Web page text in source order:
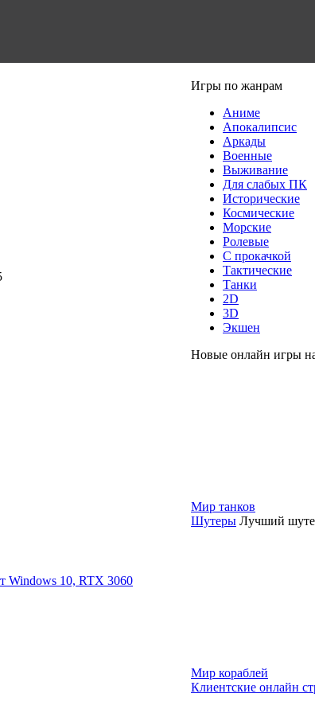
Игры по жанрам
Аниме
Апокалипсис
Аркады
Военные
Выживание
Для слабых ПК
Исторические
Космические
Морские
Ролевые
С прокачкой
Тактические
Танки
2D
3D
Экшен
Новые онлайн игры
Мир танков
Шутеры Лучший
Мир кораблей
Клиентские онлайн
Windows 10, RTX 3060